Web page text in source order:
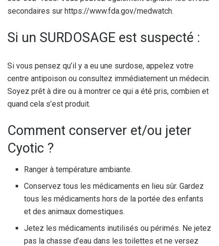
secondaires sur https://www.fda.gov/medwatch.
Si un SURDOSAGE est suspecté :
Si vous pensez qu’il y a eu une surdose, appelez votre
centre antipoison ou consultez immédiatement un médecin.
Soyez prêt à dire ou à montrer ce qui a été pris, combien et
quand cela s’est produit.
Comment conserver et/ou jeter
Cyotic ?
Ranger à température ambiante.
Conservez tous les médicaments en lieu sûr. Gardez
tous les médicaments hors de la portée des enfants
et des animaux domestiques.
Jetez les médicaments inutilisés ou périmés. Ne jetez
pas la chasse d’eau dans les toilettes et ne versez